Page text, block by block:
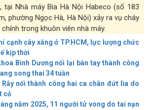
tại Nhà máy Bia Hà Nội Habeco (số 183
phường Ngọc Hà, Hà Nội) xảy ra vụ cháy
trong khuôn viên nhà máy.
cạnh cây xăng ở TP.HCM, lực lượng chức
kịp thời
Bình Dương nối lại bàn tay thành công
song thai 34 tuần
Rẫy nối thành công hai ca chân đứt lìa do
cỏ
năm 2025, 11 người tử vong do tai nạn